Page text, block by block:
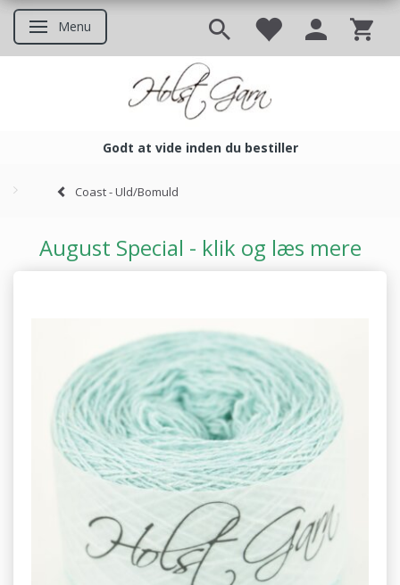
Skifte navigation
Menu
Godt at vide inden du bestiller
Coast - Uld/Bomuld
August Special - klik og læs mere